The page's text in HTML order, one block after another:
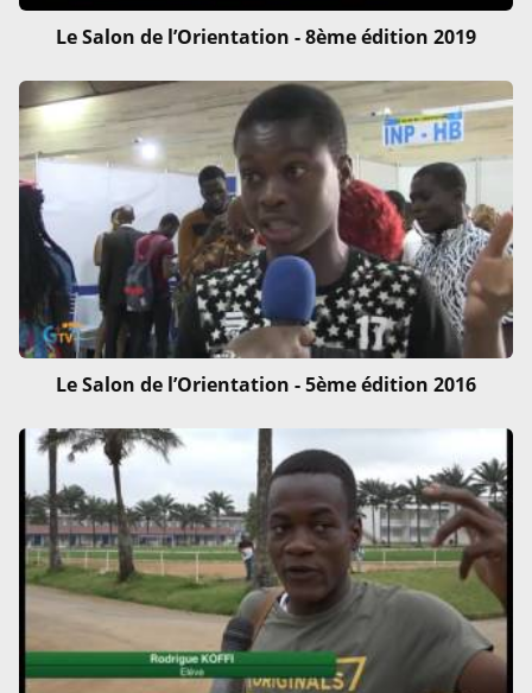
Le Salon de l’Orientation - 8ème édition 2019
Le Salon de l’Orientation - 5ème édition 2016